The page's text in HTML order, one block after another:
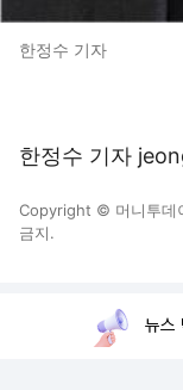
한정수 기자
한정수 기자
Copyright © 머니투데
금지.
뉴스